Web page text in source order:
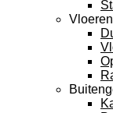
Vloeren